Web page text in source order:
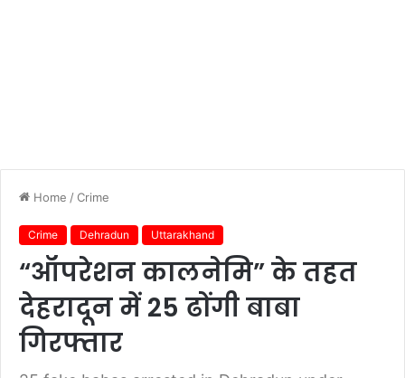
Home /Crime
Crime Dehradun Uttarakhand
“ऑपरेशन कालनेमि” के तहत
देहरादून में 25 ढोंगी बाबा
गिरफ्तार